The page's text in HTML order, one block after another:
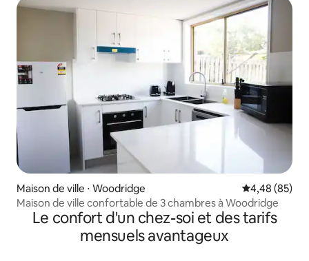
Maison de ville ⋅ Woodridge Évaluation
4,48 (85)
Maison de ville confortable de 3 chambres à Woodridge
Le confort d'un chez-soi et des tarifs
mensuels avantageux